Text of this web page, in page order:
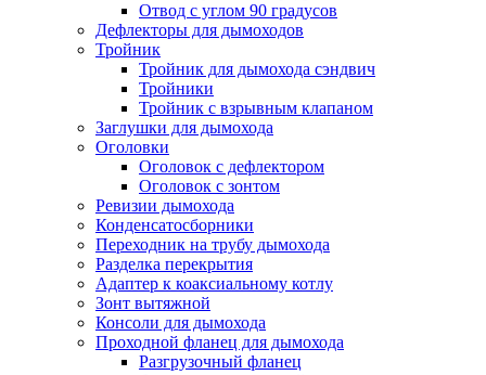
Отвод с углом 90 градусов
Дефлекторы для дымоходов
Тройник
Тройник для дымохода сэндвич
Тройники
Тройник с взрывным клапаном
Заглушки для дымохода
Оголовки
Оголовок с дефлектором
Оголовок с зонтом
Ревизии дымохода
Конденсатосборники
Переходник на трубу дымохода
Разделка перекрытия
Адаптер к коаксиальному котлу
Зонт вытяжной
Консоли для дымохода
Проходной фланец для дымохода
Разгрузочный фланец